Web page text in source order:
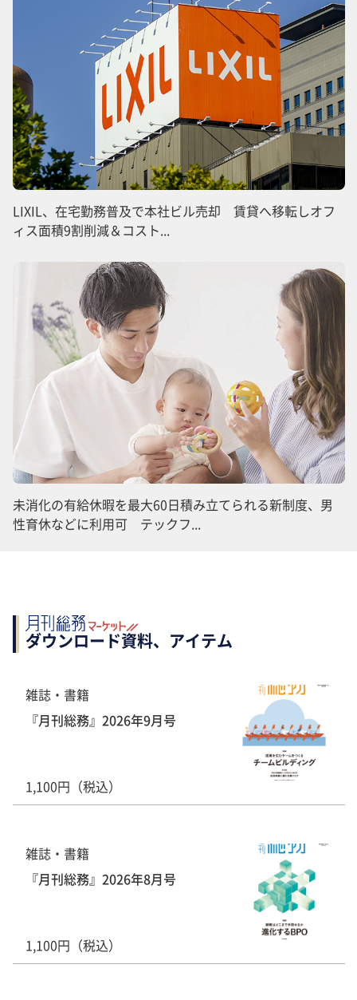
LIXIL、在宅勤務普及で本社ビル売却 賃貸へ移転しオフ
ィス面積9割削減＆コスト...
未消化の有給休暇を最大60日積み立てられる新制度、男
性育休などに利用可 テックフ...
ダウンロード資料、アイテム
雑誌・書籍
『月刊総務』2026年9月号
1,100円（税込）
雑誌・書籍
『月刊総務』2026年8月号
1,100円（税込）